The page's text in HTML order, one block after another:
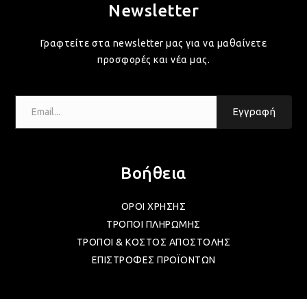
Newsletter
Γραφτείτε στα newsletter μας για να μαθαίνετε
προσφορές και νέα μας.
Εγγραφή
Βοήθεια
ΟΡΟΙ ΧΡΗΣΗΣ
ΤΡΟΠΟΙ ΠΛΗΡΩΜΗΣ
ΤΡΟΠΟΙ & ΚΟΣΤΟΣ ΑΠΟΣΤΟΛΗΣ
ΕΠΙΣΤΡΟΦΕΣ ΠΡΟΪΟΝΤΩΝ